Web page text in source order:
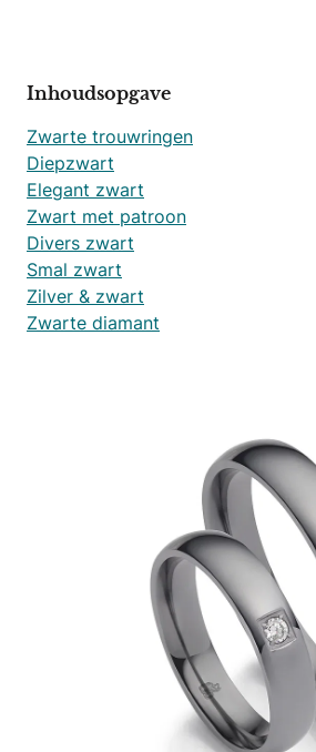
Inhoudsopgave
Zwarte trouwringen
Diepzwart
Elegant zwart
Zwart met patroon
Divers zwart
Smal zwart
Zilver & zwart
Zwarte diamant